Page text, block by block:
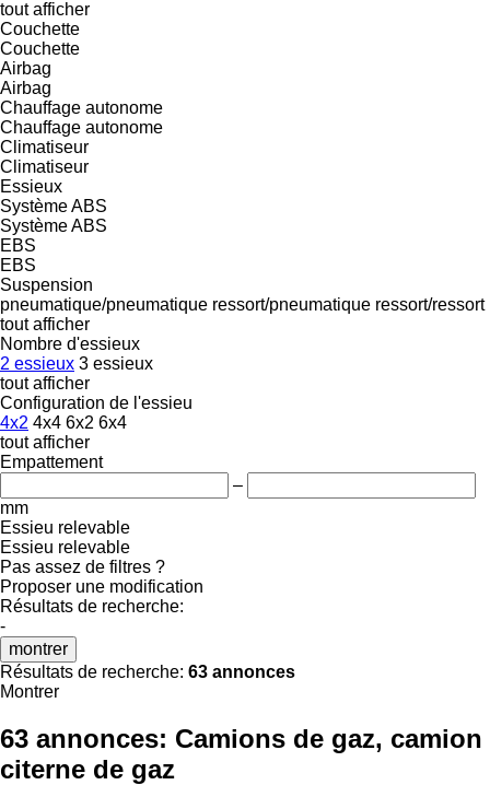
tout afficher
Couchette
Couchette
Airbag
Airbag
Chauffage autonome
Chauffage autonome
Climatiseur
Climatiseur
Essieux
Système ABS
Système ABS
EBS
EBS
Suspension
pneumatique/pneumatique ressort/pneumatique ressort/ressort
tout afficher
Nombre d'essieux
2 essieux 3 essieux
tout afficher
Configuration de l'essieu
4x2 4x4 6x2 6x4
tout afficher
Empattement
–
mm
Essieu relevable
Essieu relevable
Pas assez de filtres ?
Proposer une modification
Résultats de recherche:
-
montrer
Résultats de recherche: 63 annonces
Montrer
63 annonces: Camions de gaz, camion
citerne de gaz